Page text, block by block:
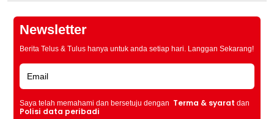
Newsletter
Berita Telus & Tulus hanya untuk anda setiap hari. Langgan Sekarang!
Saya telah memahami dan bersetuju dengan Terma & syarat dan
Polisi data peribadi